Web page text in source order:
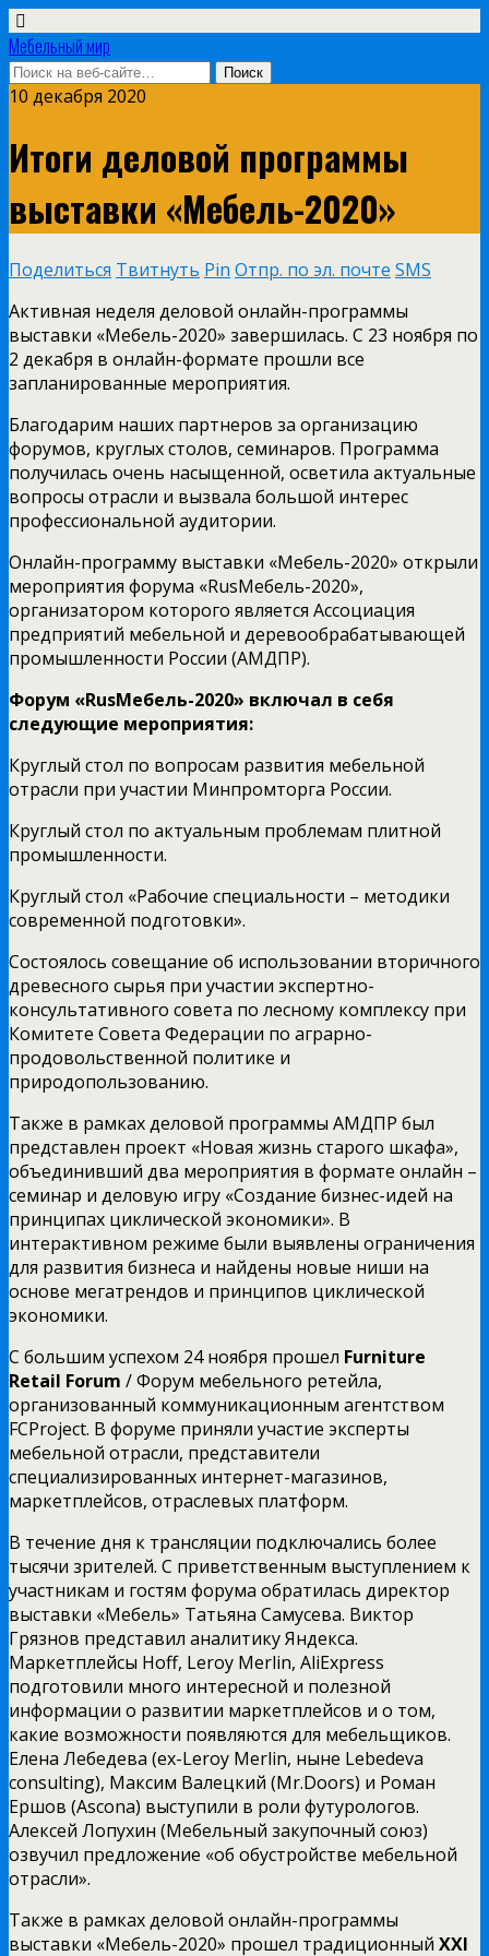
Мебельный мир
10 декабря 2020
Итоги деловой программы
выставки «Мебель-2020»
Поделиться Твитнуть Pin Отпр. по эл. почте SMS
Активная неделя деловой онлайн-программы
выставки «Мебель-2020» завершилась. С 23 ноября по
2 декабря в онлайн-формате прошли все
запланированные мероприятия.
Благодарим наших партнеров за организацию
форумов, круглых столов, семинаров. Программа
получилась очень насыщенной, осветила актуальные
вопросы отрасли и вызвала большой интерес
профессиональной аудитории.
Онлайн-программу выставки «Мебель-2020» открыли
мероприятия форума «RusМебель-2020»,
организатором которого является Ассоциация
предприятий мебельной и деревообрабатывающей
промышленности России (АМДПР).
Форум «RusМебель-2020» включал в себя
следующие мероприятия:
Круглый стол по вопросам развития мебельной
отрасли при участии Минпромторга России.
Круглый стол по актуальным проблемам плитной
промышленности.
Круглый стол «Рабочие специальности – методики
современной подготовки».
Состоялось совещание об использовании вторичного
древесного сырья при участии экспертно-
консультативного совета по лесному комплексу при
Комитете Совета Федерации по аграрно-
продовольственной политике и
природопользованию.
Также в рамках деловой программы АМДПР был
представлен проект «Новая жизнь старого шкафа»,
объединивший два мероприятия в формате онлайн –
семинар и деловую игру «Создание бизнес-идей на
принципах циклической экономики». В
интерактивном режиме были выявлены ограничения
для развития бизнеса и найдены новые ниши на
основе мегатрендов и принципов циклической
экономики.
С большим успехом 24 ноября прошел Furniture
Retail Forum / Форум мебельного ретейла,
организованный коммуникационным агентством
FCProject. В форуме приняли участие эксперты
мебельной отрасли, представители
специализированных интернет-магазинов,
маркетплейсов, отраслевых платформ.
В течение дня к трансляции подключались более
тысячи зрителей. С приветственным выступлением к
участникам и гостям форума обратилась директор
выставки «Мебель» Татьяна Самусева. Виктор
Грязнов представил аналитику Яндекса.
Маркетплейсы Hoff, Leroy Merlin, AliExpress
подготовили много интересной и полезной
информации о развитии маркетплейсов и о том,
какие возможности появляются для мебельщиков.
Елена Лебедева (ex-Leroy Merlin, ныне Lebedeva
consulting), Максим Валецкий (Mr.Doors) и Роман
Ершов (Ascona) выступили в роли футурологов.
Алексей Лопухин (Мебельный закупочный союз)
озвучил предложение «об обустройстве мебельной
отрасли».
Также в рамках деловой онлайн-программы
выставки «Мебель-2020» прошел традиционный XXI